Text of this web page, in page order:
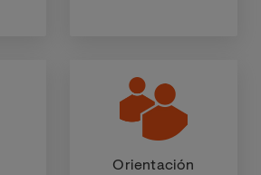
Orientación